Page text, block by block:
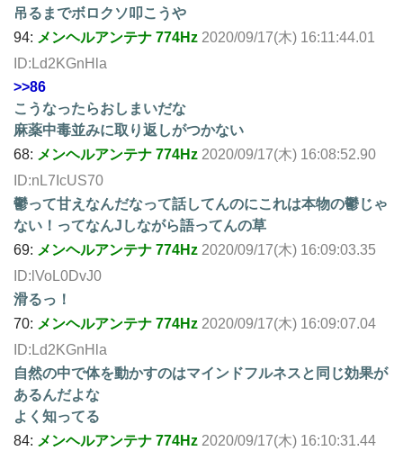
吊るまでボロクソ叩こうや
94: メンヘルアンテナ 774Hz 2020/09/17(木) 16:11:44.01
ID:Ld2KGnHla
>>86
こうなったらおしまいだな
麻薬中毒並みに取り返しがつかない
68: メンヘルアンテナ 774Hz 2020/09/17(木) 16:08:52.90
ID:nL7IcUS70
鬱って甘えなんだなって話してんのにこれは本物の鬱じゃ
ない！ってなんJしながら語ってんの草
69: メンヘルアンテナ 774Hz 2020/09/17(木) 16:09:03.35
ID:lVoL0DvJ0
滑るっ！
70: メンヘルアンテナ 774Hz 2020/09/17(木) 16:09:07.04
ID:Ld2KGnHla
自然の中で体を動かすのはマインドフルネスと同じ効果が
あるんだよな
よく知ってる
84: メンヘルアンテナ 774Hz 2020/09/17(木) 16:10:31.44